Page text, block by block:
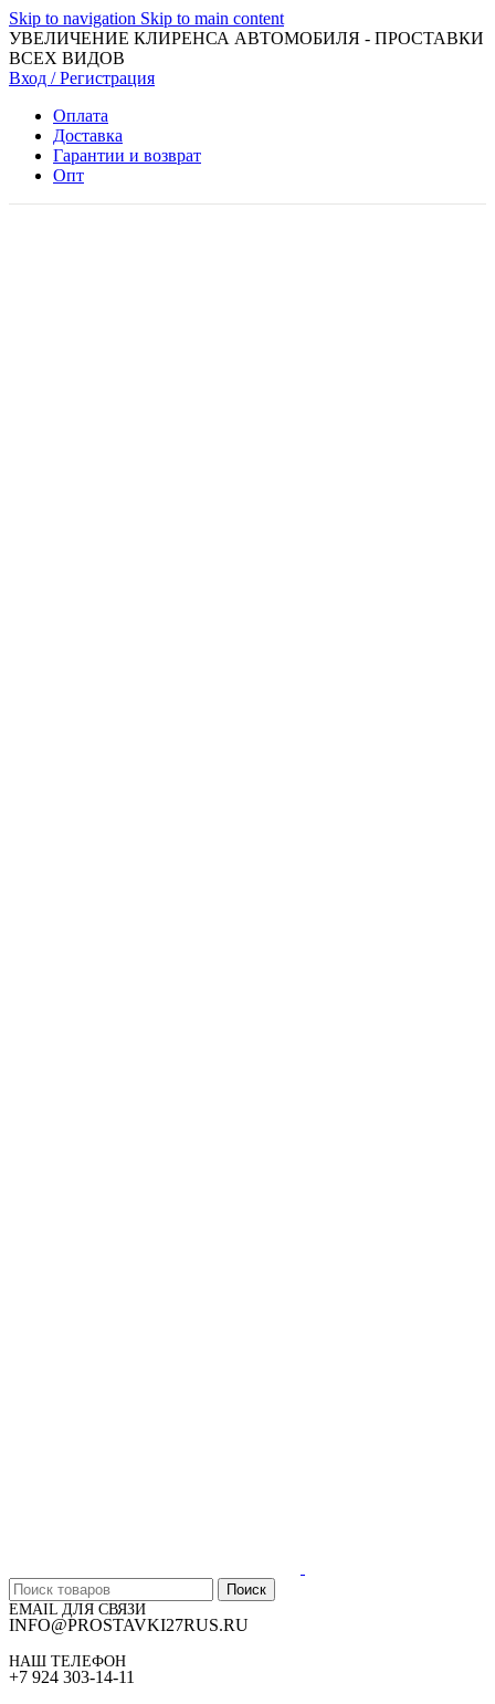
Skip to navigation Skip to main content
УВЕЛИЧЕНИЕ КЛИРЕНСА АВТОМОБИЛЯ - ПРОСТАВКИ
ВСЕХ ВИДОВ
Вход / Регистрация
Оплата
Доставка
Гарантии и возврат
Опт
Поиск
EMAIL ДЛЯ СВЯЗИ
INFO@PROSTAVKI27RUS.RU
НАШ ТЕЛЕФОН
+7 924 303-14-11